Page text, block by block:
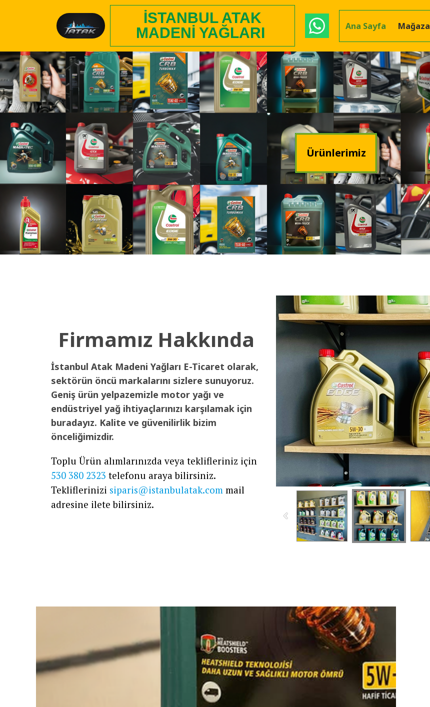
İSTANBUL ATAK
MADENI YAĞLARI
Ana Sayfa Mağaza
Ürünlerimiz
Firmamız Hakkında
İstanbul Atak Madeni Yağları E-Ticaret olarak,
sektörün öncü markalarını sizlere sunuyoruz.
Geniş ürün yelpazemizle motor yağı ve
endüstriyel yağ ihtiyaçlarınızı karşılamak için
buradayız. Kalite ve güvenilirlik bizim
önceliğimizdir.
Toplu Ürün alımlarınızda veya teklifleriniz için
530 380 2323 telefonu araya bilirsiniz.
Tekliflerinizi siparis@istanbulatak.com mail
adresine ilete bilirsiniz.